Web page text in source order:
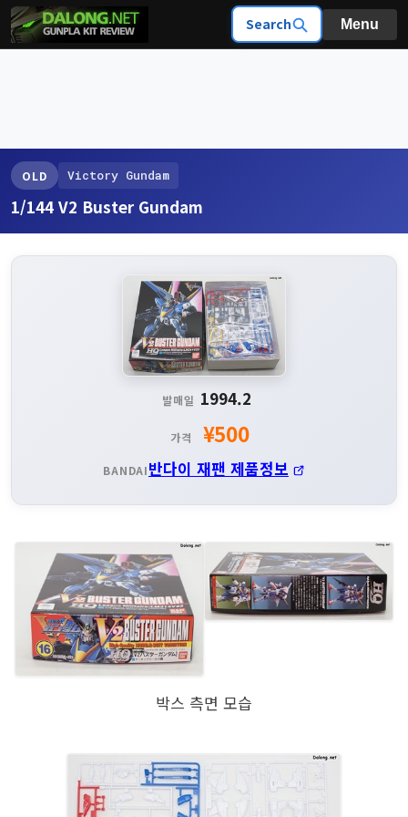
Search Menu
OLD Victory Gundam
1/144 V2 Buster Gundam
발매일 1994.2
가격 ¥500
BANDAI반다이 재팬 제품정보
박스 측면 모습